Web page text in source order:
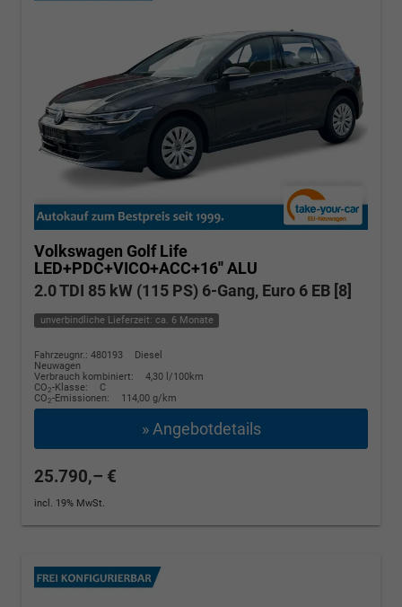
Volkswagen Golf Life
LED+PDC+VICO+ACC+16'' ALU
2.0 TDI 85 kW (115 PS) 6-Gang, Euro 6 EB [8]
unverbindliche Lieferzeit: ca. 6 Monate
Fahrzeugnr.: 480193
Diesel
Neuwagen
Verbrauch kombiniert:
4,30 l/100km
CO2-Klasse:
C
CO2-Emissionen: 114,00 g/km
» Angebotdetails
25.790,– €
incl. 19% MwSt.